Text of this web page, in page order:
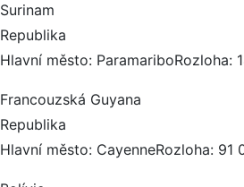
Surinam
Republika
Hlavní město:
Francouzská Guyana
Republika
Hlavní město: CayenneRozloha: